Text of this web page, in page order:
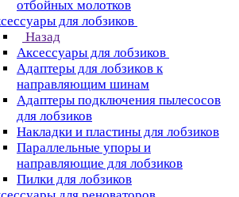
отбойных молотков
для лобзиков
Назад
Аксессуары для лобзиков
Адаптеры для лобзиков к
направляющим шинам
Адаптеры подключения пылесосов
для лобзиков
Накладки и пластины для лобзиков
Параллельные упоры и
направляющие для лобзиков
Пилки для лобзиков